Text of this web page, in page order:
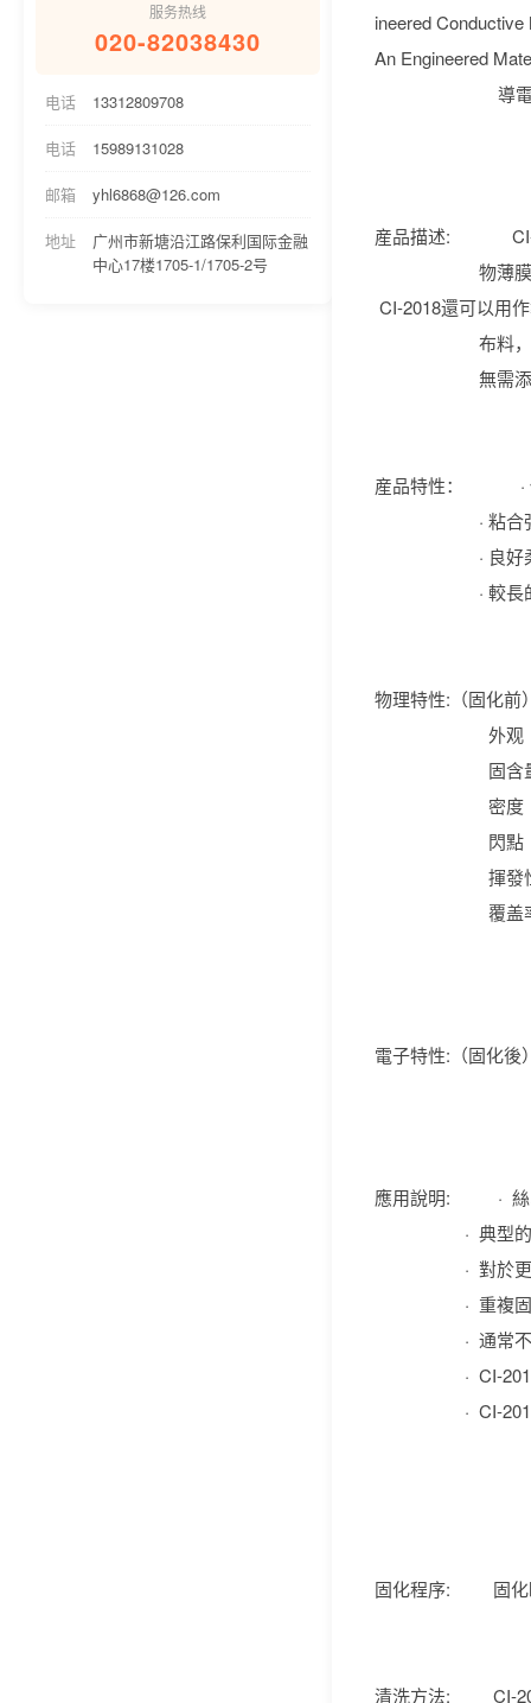
服务热线
020-82038430
电话 13312809708
电话 15989131028
邮箱 yhl6868@126.com
地址
广州市新塘沿江路保利国际金融
中心17楼1705-1/1705-2号
ineered
An Engineered
導電墨/應用
産品描述: CI-
物薄膜油墨上
CI-2018還可以用
布料，塑料膜
無需添加稀
産品特性：
· 粘合
· 良好柔
· 較長的
物理特性:（
外观
固含量
密度
閃點
揮發性
覆盖率
電子特性:（固
應用說明: · 絲印
· 典型的絲印
· 對於更厚一
· 重複固化直
· 通常不可過多
· CI-2018可通
· CI-2018配
固化程序: 固化
清洗方法: CI-